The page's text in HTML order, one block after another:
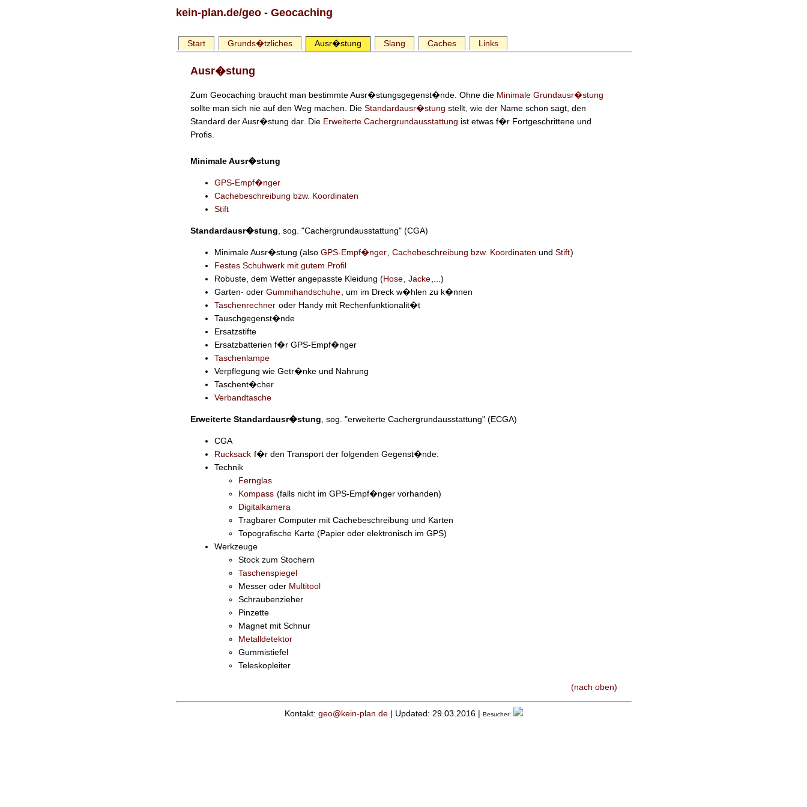
kein-plan.de/geo- Geocaching
Start Grunds�tzliches Ausr�stung Slang Caches Links
Ausr�stung
Zum Geocaching braucht man bestimmte Ausr�stungsgegenst�nde. Ohne die Minimale Grundausr�stung
sollte man sich nie auf den Weg machen. Die Standardausr�stung stellt, wie der Name schon sagt, den
Standard der Ausr�stung dar. Die Erweiterte Cachergrundausstattung ist etwas f�r Fortgeschrittene und
Profis.
Minimale Ausr�stung
GPS-Empf�nger
Cachebeschreibung bzw. Koordinaten
Stift
Standardausr�stung , sog. "Cachergrundausstattung" (CGA)
Minimale Ausr�stung (also GPS-Empf�nger Cachebeschreibung bzw. Koordinaten und Stift)
Festes Schuhwerk mit gutem Profil
Robuste, dem Wetter angepasste Kleidung (Hose Jacke ,...)
Garten- oder Gummihandschuhe , um im Dreck w�hlen zu k�nnen
Taschenrechner oder Handy mit Rechenfunktionalit�t
Tauschgegenst�nde
Ersatzstifte
Ersatzbatterien f�r GPS-Empf�nger
Taschenlampe
Verpflegung wie Getr�nke und Nahrung
Taschent�cher
Verbandtasche
Erweiterte Standardausr�stung , sog. "erweiterte Cachergrundausstattung" (ECGA)
CGA
Rucksack f�r den Transport der folgenden Gegenst�nde:
Technik
Fernglas
Kompass (falls nicht im GPS-Empf�nger vorhanden)
Digitalkamera
Tragbarer Computer mit Cachebeschreibung und Karten
Topografische Karte (Papier oder elektronisch im GPS)
Werkzeuge
Stock zum Stochern
Taschenspiegel
Messer oder Multitool
Schraubenzieher
Pinzette
Magnet mit Schnur
Metalldetektor
Gummistiefel
Teleskopleiter
(nach oben)
Kontakt: geo@kein-plan.de| Updated: 29.03.2016 | Besucher: